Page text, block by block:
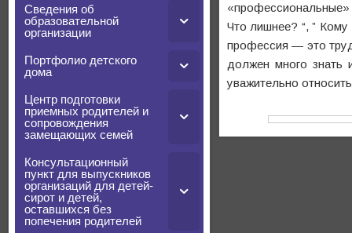
«профессиональные»
Что лишнее? “, ”
профессия — это
должен много знать
уважительно
Сведения об
образовательной
организации
Портфолио детского
дома
Центр подготовки
приемных родителей и
сопровождения
замещающих семей
Консультационный
пункт для выпускников
организаций для детей-
сирот и детей,
оставшихся без
попечения родителей